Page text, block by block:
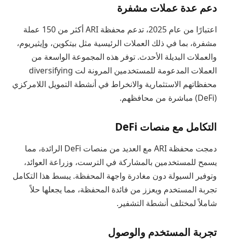
دعم عدة عملات مشفرة
اعتبارًا من عام 2025، تدعم محفظة ARI أكثر من 150 عملة
مشفرة، بما في ذلك العملات الرئيسية مثل بيتكوين، وإيثيريوم،
والعملات البديلة الأحدث. توفر هذه المجموعة الواسعة من
العملات المدعومة للمستخدمين المرونة لت diversifying
محفظاتهم الاستثمارية والانخراط في أنشطة التمويل اللامركزي
(DeFi) مباشرة من محافظهم.
التكامل مع منصات DeFi
دمجت محفظة ARI مع العديد من منصات DeFi الرائدة، مما
يسمح للمستخدمين بالمشاركة في الترست، وزراعة العوائد،
وتوفير السيولة دون مغادرة واجهة المحفظة. يبسط هذا التكامل
تجربة المستخدم ويعزز من فائدة المحفظة، مما يجعلها حلاً
شاملاً لمختلف أنشطة التشفير.
تجربة المستخدم والوصول